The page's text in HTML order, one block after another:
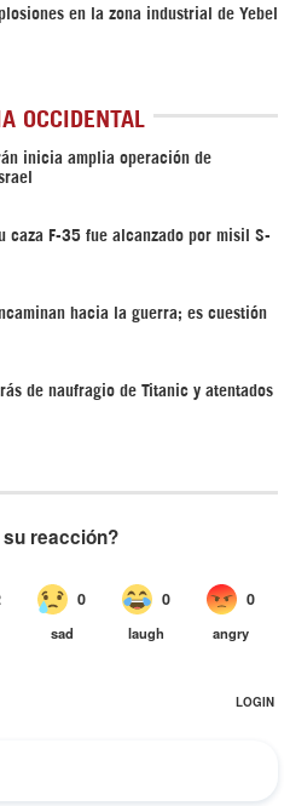
en la zona industrial de Yebel
OCCIDENTAL
inicia amplia operación de
caza F-35 fue alcanzado por misil S-
hacia la guerra; es cuestión
de naufragio de Titanic y atentados